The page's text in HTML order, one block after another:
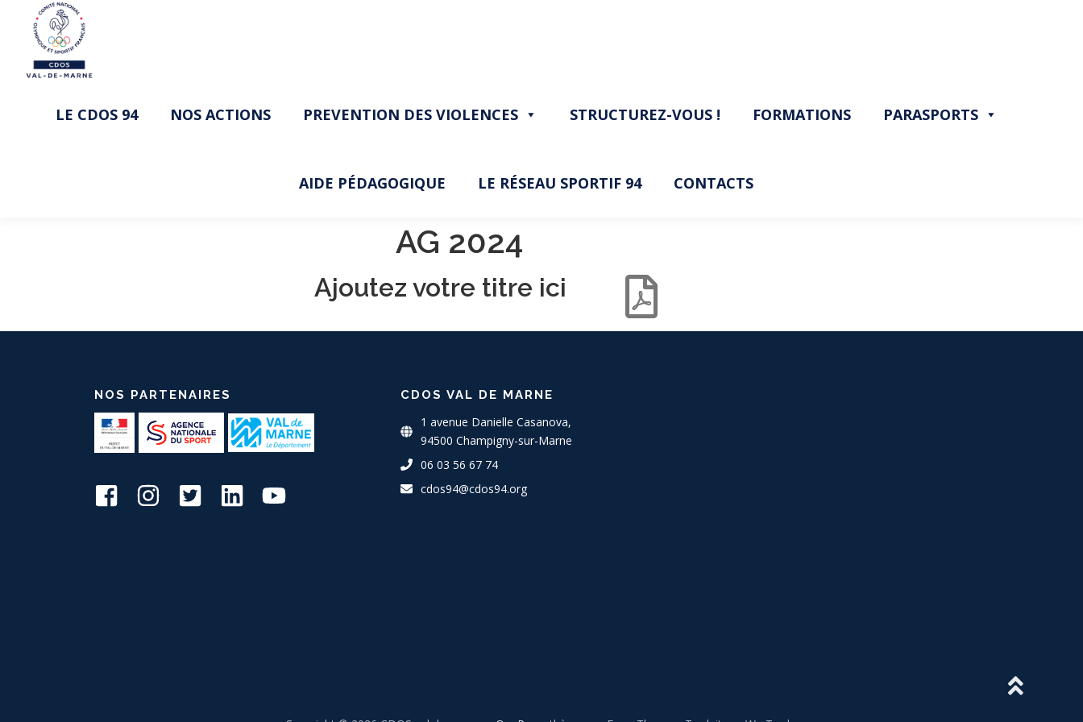
LE CDOS 94 NOS ACTIONS PREVENTION DES VIOLENCES STRUCTUREZ-VOUS ! FORMATIONS PARASPORTS
AIDE PÉDAGOGIQUE LE RÉSEAU SPORTIF 94 CONTACTS
AG 2024
Ajoutez votre titre ici
NOS PARTENAIRES CDOS VAL DE MARNE
1 avenue Danielle Casanova,
94500 Champigny-sur-Marne
06 03 56 67 74
cdos94@cdos94.org